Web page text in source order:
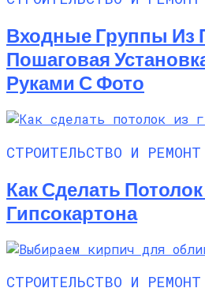
Входные Группы Из
Пошаговая
Руками С Фото
СТРОИТЕЛЬСТВО И РЕМОНТ
Как Сделать
Гипсокартона
СТРОИТЕЛЬСТВО И РЕМОНТ